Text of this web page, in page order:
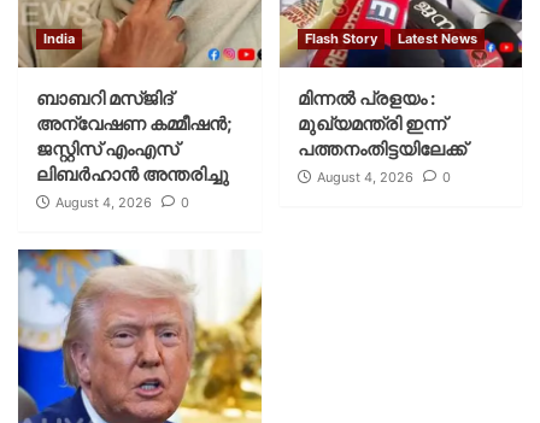
India
ബാബറി മസ്ജിദ്
അന്വേഷണ കമ്മീഷന്‍;
ജസ്റ്റിസ് എംഎസ്
ലിബര്‍ഹാന്‍ അന്തരിച്ചു
August 4, 2026 0
Flash Story Latest News
മിന്നല്‍ പ്രളയം :
മുഖ്യമന്ത്രി ഇന്ന്
പത്തനംതിട്ടയിലേക്ക്
August 4, 2026 0